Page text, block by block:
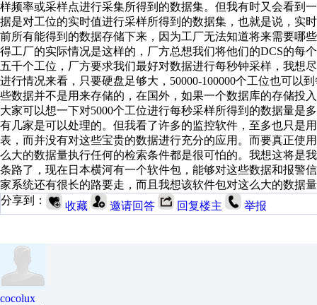
样频率或采样点进行采集所得到的数据集。但我有时又会看到
据是对工位的实时值进行采样所得到的数据集，也就是说，实
前所有能得到的数据存储下来，因为工厂无法知道将来需要哪
得工厂的实际情况是这样的，厂方总想我们将他们的DCS的每
五千个工位，厂方要求我们最好对数据进行每秒钟采样，我想
进行情况来看，只要硬盘足够大，50000-100000个工位也可以
些数据并不是用来存储的，在国外，如果一个数据库的存储投
大家可以想一下对5000个工位进行每秒采样所得到的数据量是
有几家是可以处理的。但我看了许多的监控软件，至多也只是
表，而并没有对这些宝贵的数据进行充分的应用。而要真正使
么大的数据量执行任何的检索条件都是很可怕的。我想这将是
条路了，现在日本横河有一个软件包，能够对这些数据和报警
家系统还有很长的路要走，而且我想该软件包对这么大的数据
分享到：
收藏 邀请回答 回复楼主 举报
cocolux